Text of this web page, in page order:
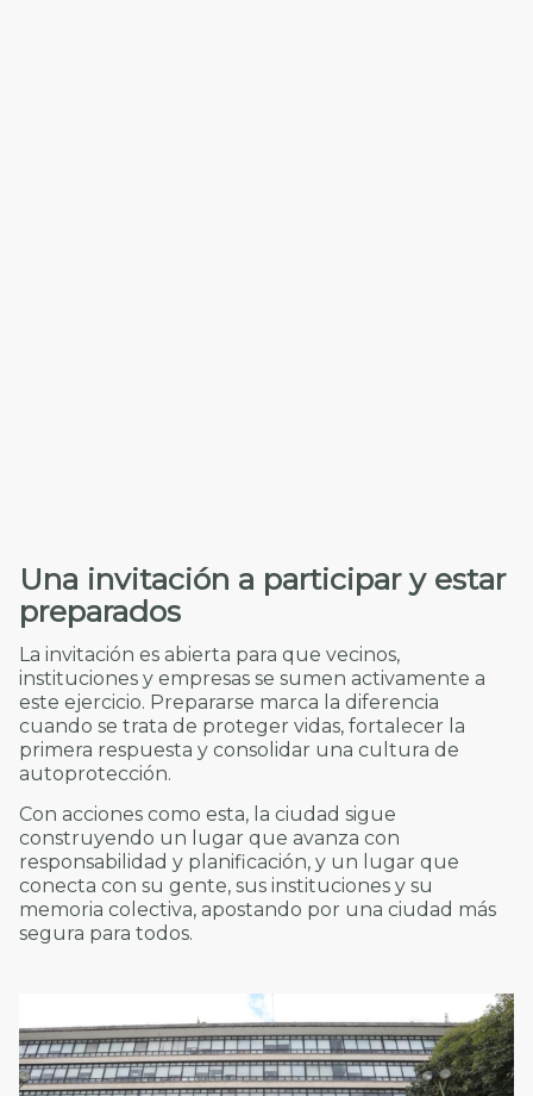
Una invitación a participar y estar
preparados
La invitación es abierta para que vecinos,
instituciones y empresas se sumen activamente a
este ejercicio. Prepararse marca la diferencia
cuando se trata de proteger vidas, fortalecer la
primera respuesta y consolidar una cultura de
autoprotección.
Con acciones como esta, la ciudad sigue
construyendo un lugar que avanza con
responsabilidad y planificación, y un lugar que
conecta con su gente, sus instituciones y su
memoria colectiva, apostando por una ciudad más
segura para todos.